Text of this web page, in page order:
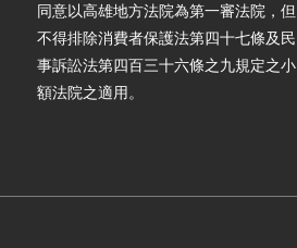
同意以高雄地方法院為第一審法院，但
不得排除消費者保護法第四十七條及民
事訴訟法第四百三十六條之九規定之小
額法院之適用。